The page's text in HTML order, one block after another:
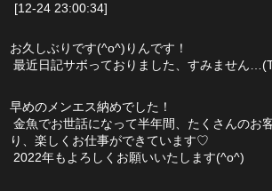
[12-24 23:00:34]
お久しぶりです(^o^)りんです！
最近日記サボっておりました、すみません
早めのメンエス納めでした！
金魚でお世話になって半年間、たくさんのお客様との出会いがあ
り、楽しくお仕事ができています♡
2022年もよろしくお願いいたします(^o^)